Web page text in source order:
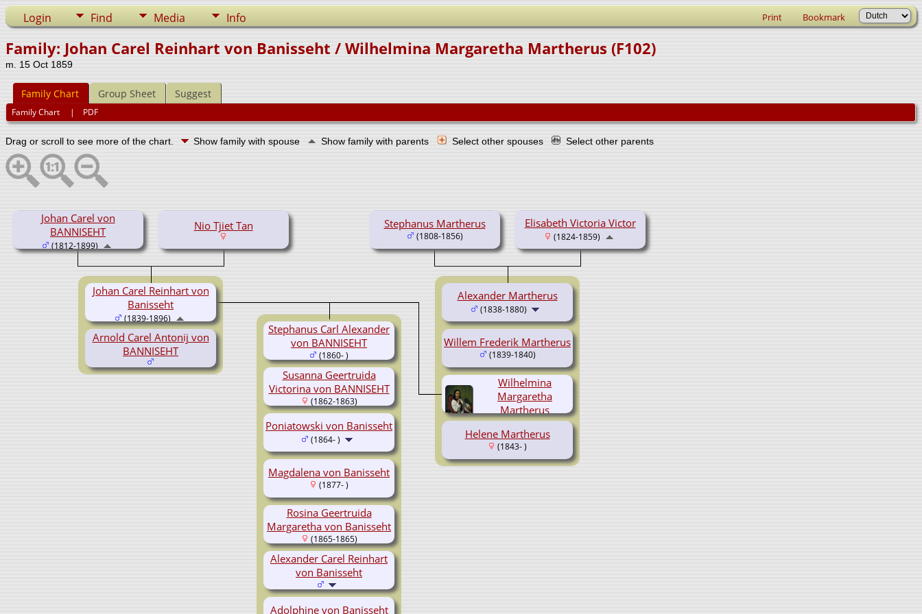
Login Find Media Info Print Bookmark
Family: Johan Carel Reinhart von Banisseht / Wilhelmina Margaretha Martherus (F102)
m. 15 Oct 1859
Family Chart Group Sheet Suggest
Family Chart | PDF
Drag or scroll to see more of the chart. Show family with spouse Show family with parents Select other spouses Select other parents
Johan Carel von
BANNISEHT
(1812-1899)
Nio Tjiet Tan
Arnold Carel Antonij von
BANNISEHT
Stephanus Martherus
(1808-1856)
Elisabeth Victoria Victor
(1824-1859)
Alexander Martherus
(1838-1880)
Willem Frederik Martherus
(1839-1840)
Helene Martherus
(1843- )
Johan Carel Reinhart von
Banisseht
(1839-1896)
Wilhelmina
Margaretha
Martherus
(1841-1896)
Stephanus Carl Alexander
von BANNISEHT
(1860- )
Susanna Geertruida
Victorina von BANNISEHT
(1862-1863)
Poniatowski von Banisseht
(1864- )
Magdalena von Banisseht
(1877- )
Rosina Geertruida
Margaretha von Banisseht
(1865-1865)
Alexander Carel Reinhart
von Banisseht
Adolphine von Banisseht